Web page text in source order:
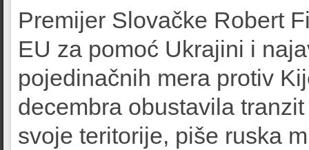
Premijer Slovačke Robert
EU za pomoć Ukrajini i
pojedinačnih mera protiv
decembra obustavila
svoje teritorije, piše ruska